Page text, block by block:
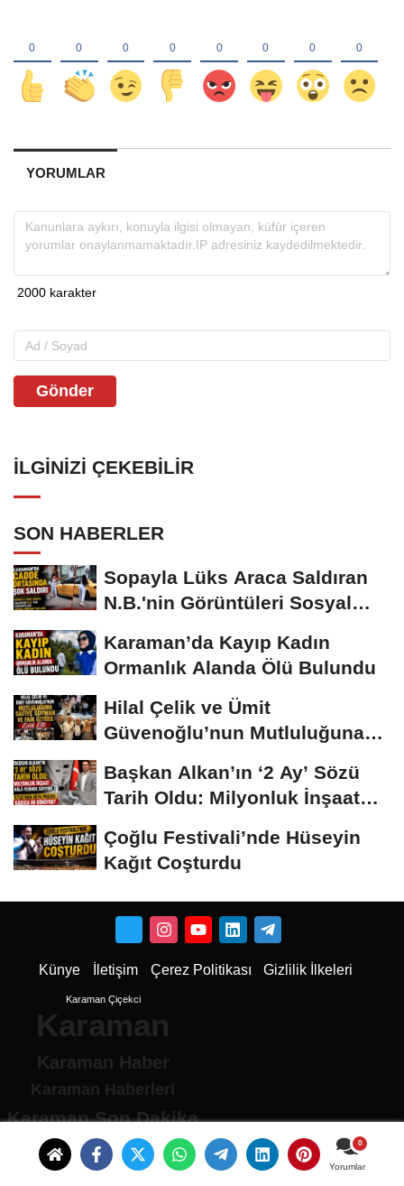
Yorumlar
YORUMLAR
Gönder
İLGINIZI ÇEKEBILIR
SON HABERLER
Sopayla Lüks Araca Saldıran
N.B.'nin Görüntüleri Sosyal
Karaman’da Kayıp Kadın
Ormanlık Alanda Ölü Bulundu
Hilal Çelik ve Ümit
Güvenoğlu’nun Mutluluğuna
Başkan Alkan’ın ‘2 Ay’ Sözü
Tarih Oldu: Milyonluk İnşaat
Çoğlu Festivali’nde Hüseyin
Kağıt Coşturdu
Künye İletişim Çerez Politikası Gizlilik İlkeleri
Karaman Çiçekci
Karaman
Karaman Haber
Karaman Haberleri
Karaman Son Dakika
Karaman son dakika Haberleri
Karamandan haberler